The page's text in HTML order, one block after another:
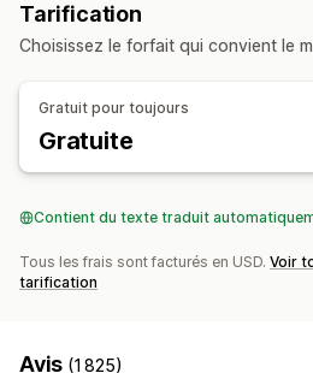
Liens brisés Analyse de cohorte
Connaissances issues de l’IA
Analyse des données de paiement
Retour sur investissement
Panier abandonné Suivi de pixel
Supports visuels et rapports
Tableaux de bord personnalisés
Tarification
Choisissez le forfait qui convient le
Gratuit pour toujours
Gratuite
Contient du texte traduit
Tous les frais sont facturés en USD. Voir
tarification
Avis (1 825)